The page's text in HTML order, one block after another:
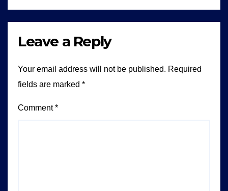
Leave a Reply
Your email address will not be published. Required
fields are marked *
Comment*